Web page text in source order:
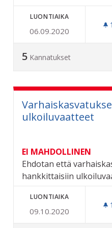
LUONTIAIKA
06.09.2020
1
5 Kannatukset
ulkoiluvaatteet
EI MAHDOLLINEN
Ehdotan että
hankkittaisiin
LUONTIAIKA
09.10.2020
1